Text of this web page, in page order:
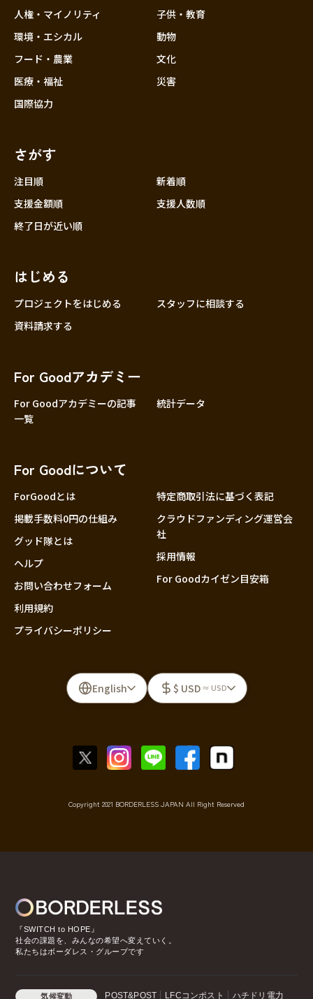
人権・マイノリティ
環境・エシカル
フード・農業
医療・福祉
国際協力
子供・教育
動物
文化
災害
さがす
注目順
新着順
支援金額順
支援人数順
終了日が近い順
はじめる
プロジェクトをはじめる
スタッフに相談する
資料請求する
For Goodアカデミー
For Goodアカデミーの記事
一覧
統計データ
For Goodについて
ForGoodとは
掲載手数料0円の仕組み
グッド隊とは
ヘルプ
お問い合わせフォーム
利用規約
プライバシーポリシー
特定商取引法に基づく表記
クラウドファンディング運営会
社
採用情報
For Goodカイゼン目安箱
English $ USD ≈ USD
Copyright 2021 BORDERLESS JAPAN All Right Reserved
『SWITCH to HOPE』
社会の課題を、みんなの希望へ変えていく。
私たちはボーダレス・グループです
気候変動 POST&POST LFCコンポスト ハチドリ電力